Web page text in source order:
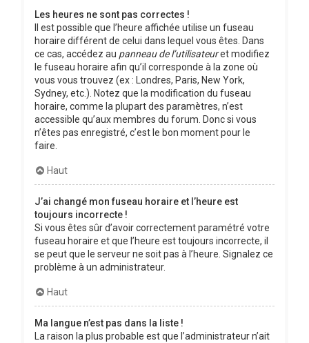
Les heures ne sont pas correctes !
Il est possible que l’heure affichée utilise un fuseau
horaire différent de celui dans lequel vous êtes. Dans
ce cas, accédez au panneau de l’utilisateuret modifiez
le fuseau horaire afin qu’il corresponde à la zone où
vous vous trouvez (ex : Londres, Paris, New York,
Sydney, etc.). Notez que la modification du fuseau
horaire, comme la plupart des paramètres, n’est
accessible qu’aux membres du forum. Donc si vous
n’êtes pas enregistré, c’est le bon moment pour le
faire.
Haut
J’ai changé mon fuseau horaire et l’heure est
toujours incorrecte !
Si vous êtes sûr d’avoir correctement paramétré votre
fuseau horaire et que l’heure est toujours incorrecte, il
se peut que le serveur ne soit pas à l’heure. Signalez ce
problème à un administrateur.
Haut
Ma langue n’est pas dans la liste !
La raison la plus probable est que l’administrateur n’ait